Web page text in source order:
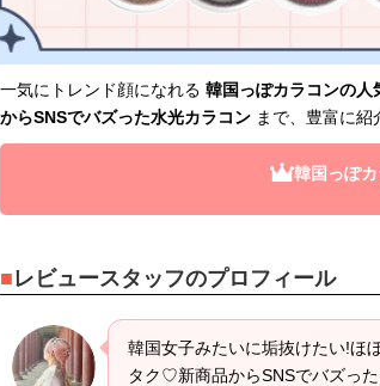
一気にトレンド顔になれる 韓国っぽカラコンの人
からSNSでバズった水光カラコン まで、豊富に
韓国っぽ
レビュースタッフのプロフィール
韓国女子みたいに垢抜けたい!ほ
タク♡新商品からSNSでバズっ